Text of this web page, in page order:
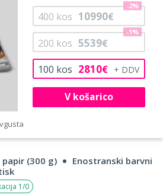
100 kos 2810€
200 kos 5539€
-1%
400 kos 10990€
-2%
V košarico
(300 g)
Enostranski barvni
1/0